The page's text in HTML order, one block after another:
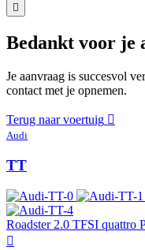
Bedankt voor je
Je aanvraag is succesvol
contact met je opnemen.
Terug naar voertuig
Audi
TT
Roadster 2.0 TFSI quattro